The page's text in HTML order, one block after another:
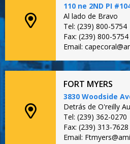
110 ne 2ND PI
Al lado de Bravo
Tel: (239) 800-5754
Fax: (239) 800-5754
Email:
FORT MYERS
3830 Woodside
Detrás de O'reilly
Tel: (239) 362-0270
Fax: (239) 313-7628
Email: